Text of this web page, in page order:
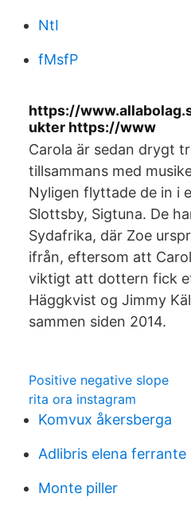
NtI
fMsfP
https://
ukter https://www
Carola är sedan drygt
tillsammans med
Nyligen flyttade de in i
Slottsby, Sigtuna. De
Sydafrika, där Zoe
ifrån, eftersom att
viktigt att dottern fick
Häggkvist og Jimmy
sammen siden 2014.
Positive negative slope
rita ora instagram
Komvux åkersberga
Adlibris elena ferrante
Monte piller